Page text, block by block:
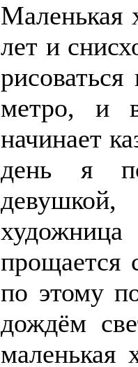
Маленькая
лет и
метро, и
начинает
день я
прощается
по этому
дождём
маленькая